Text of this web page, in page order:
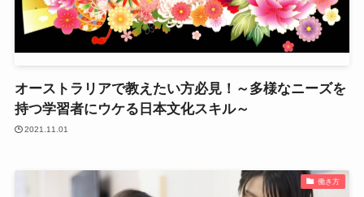
オーストラリアで教えたい方必見！～多様なニーズを
持つ学習者にウケる日本文化スキル～
2021.11.01
働き方